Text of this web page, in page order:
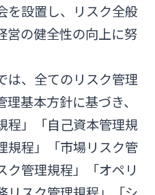
を設置し、リスク全般
営の健全性の向上に努
は、全てのリスク管理
基本方針に基づき、
程」「自己資本管理規
規程」「市場リスク管
ク管理規程」「オペリ